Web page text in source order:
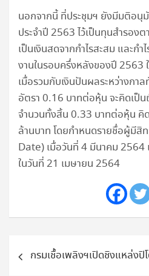
นอกจากนี้ ที่ประชุมฯ ยังมีมติอนุ
ประจำปี 2563 ไว้เป็นทุนสำรอง
เป็นเงินสดจากกำไรสะสม และก
งานในรอบครึ่งหลังของปี 2563
เมื่อรวมกับเงินปันผลระหว่างกา
อัตรา 0.16 บาทต่อหุ้น จะคิดเป็น
จำนวนทั้งสิ้น 0.33 บาทต่อหุ้น คิ
ล้านบาท โดยกำหนดรายชื่อผู้มีสิ
Date) เมื่อวันที่ 4 มีนาคม 2564
ในวันที่ 21 เมษายน 2564
แนะแนว
เรื่องกรมเชื้อเพลิงฯเปิดชิงแหล่ง